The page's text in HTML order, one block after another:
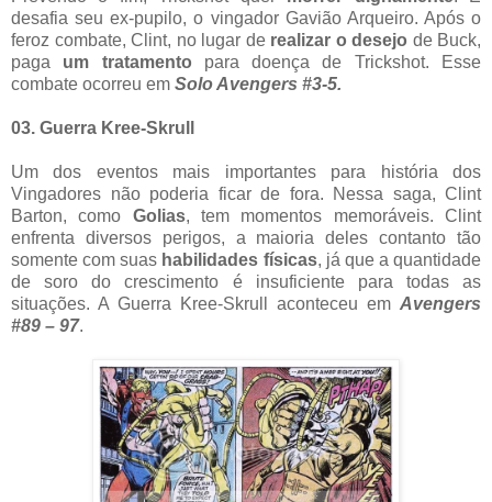
desafia seu ex-pupilo, o vingador Gavião Arqueiro. Após o
feroz combate, Clint, no lugar derealizar o desejo de Buck,
paga um tratamento para doença de Trickshot. Esse
combate ocorreu em Solo Avengers #3-5.
03. Guerra Kree-Skrull
Um dos eventos mais importantes para história dos
Vingadores não poderia ficar de fora. Nessa saga, Clint
Barton, como Golias, tem momentos memoráveis. Clint
enfrenta diversos perigos, a maioria deles contanto tão
somente com suas habilidades físicas, já que a quantidade
de soro do crescimento é insuficiente para todas as
situações. A Guerra Kree-Skrull aconteceu em Avengers
#89 – 97.